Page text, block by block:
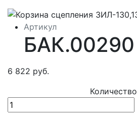
Артикул
БАК.00290
6 822 руб.
Количество